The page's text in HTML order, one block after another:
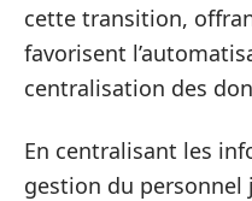
cette transition,
favorisent
centralisation des
En centralisant les
gestion du personnel